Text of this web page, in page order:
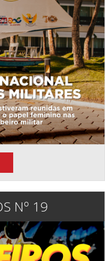
Nº 19